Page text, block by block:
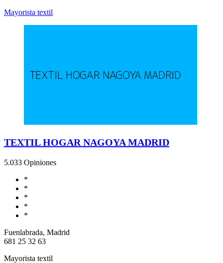
Mayorista textil
TEXTIL HOGAR NAGOYA MADRID
5.033 Opiniones
*
*
*
*
*
Fuenlabrada, Madrid
681 25 32 63
Mayorista textil